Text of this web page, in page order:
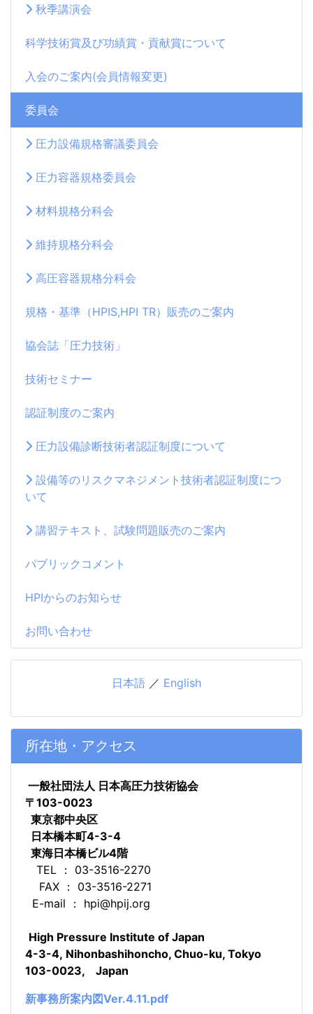
秋季講演会
科学技術賞及び功績賞・貢献賞について
入会のご案内(会員情報変更)
委員会
圧力設備規格審議委員会
圧力容器規格委員会
材料規格分科会
維持規格分科会
高圧容器規格分科会
規格・基準（HPIS,HPI TR）販売のご案内
協会誌「圧力技術」
技術セミナー
認証制度のご案内
圧力設備診断技術者認証制度について
設備等のリスクマネジメント技術者認証制度につ
いて
講習テキスト、試験問題販売のご案内
パブリックコメント
HPIからのお知らせ
お問い合わせ
日本語 ／ English
所在地・アクセス
一般社団法人 日本高圧力技術協会
〒103-0023
東京都中央区
日本橋本町4-3-4
東海日本橋ビル4階
TEL ： 03-3516-2270
FAX ： 03-3516-2271
E-mail ： hpi@hpij.org
High Pressure Institute of Japan
4-3-4, Nihonbashihoncho, Chuo-ku, Tokyo
103-0023, Japan
新事務所案内図Ver.4.11.pdf